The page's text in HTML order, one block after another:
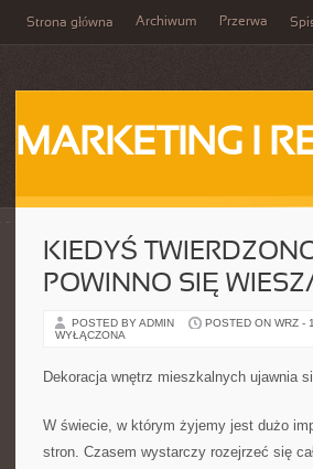
Strona główna Archiwum Przerwa
MARKETING I
KIEDYŚ
POWINNO SIĘ
POSTED BY ADMIN POSTED ON WRZ -
WYŁĄCZONA
Dekoracja wnętrz mieszkalnych ujawnia
W świecie, w którym żyjemy jest dużo
stron. Czasem wystarczy rozejrzeć się